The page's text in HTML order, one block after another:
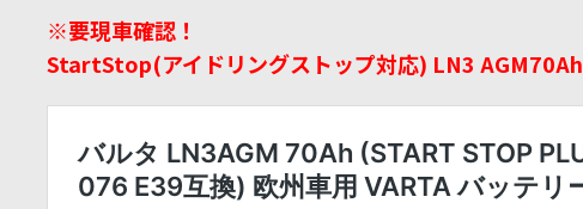
※要現車確認！
StartStop(アイドリングストップ対応) LN3 AGM70Ah